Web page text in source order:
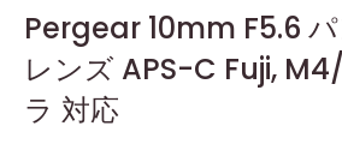
Pergear 10mm F5.6
レンズ APS-C Fuji,
ラ 対応